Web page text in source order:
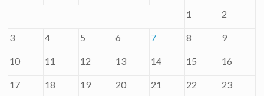
1 2
3 4 5 6 7 8 9
10 11 12 13 14 15 16
17 18 19 20 21 22 23